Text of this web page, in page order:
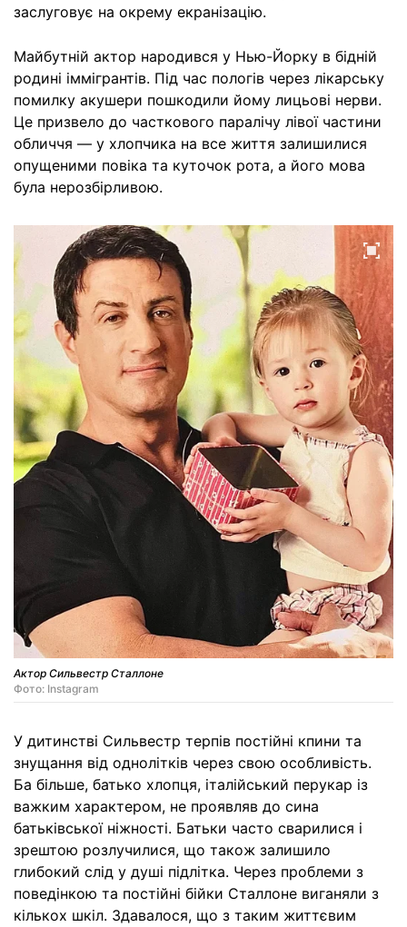
заслуговує на окрему екранізацію.
Майбутній актор народився у Нью-Йорку в бідній
родині іммігрантів. Під час пологів через лікарську
помилку акушери пошкодили йому лицьові нерви.
Це призвело до часткового паралічу лівої частини
обличчя — у хлопчика на все життя залишилися
опущеними повіка та куточок рота, а його мова
була нерозбірливою.
Актор Сильвестр Сталлоне
Фото: Instagram
У дитинстві Сильвестр терпів постійні кпини та
знущання від однолітків через свою особливість.
Ба більше, батько хлопця, італійський перукар із
важким характером, не проявляв до сина
батьківської ніжності. Батьки часто сварилися і
зрештою розлучилися, що також залишило
глибокий слід у душі підлітка. Через проблеми з
поведінкою та постійні бійки Сталлоне виганяли з
кількох шкіл. Здавалося, що з таким життєвим